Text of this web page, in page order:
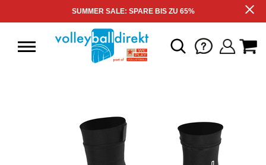
SUMMER SALE: SPARE BIS ZU 65%